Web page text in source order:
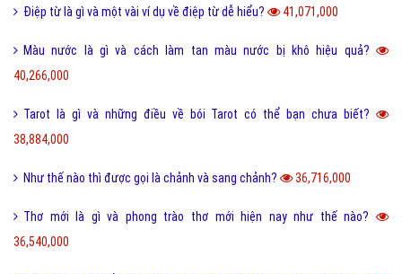
Lỗi 404 là gì? Những cách khắc phục lỗi 404 là gì? 5,008,866,000
FAQ là gì và câu hỏi thường gặp FAQ có quan trọng Website?
802,349,000
Một vài ví dụ về điệp cấu trúc là gì dễ hiểu? 125,261,000
I love you 3000 là gì và những ý nghĩa I love you 3000?
Honey là gì và có nên gọi người yêu là Honey không? 65,463,000
Sự khác biệt giữa File cứng và File mềm là gì? 63,724,000